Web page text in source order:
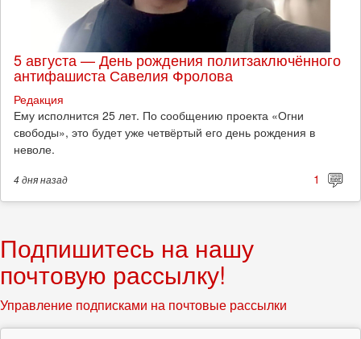
5 августа — День рождения политзаключённого
антифашиста Савелия Фролова
Редакция
Ему исполнится 25 лет. По сообщению проекта «Огни
свободы», это будет уже четвёртый его день рождения в
неволе.
4 дняназад 1
Подпишитесь на нашу
почтовую рассылку!
Управление подписками на почтовые рассылки